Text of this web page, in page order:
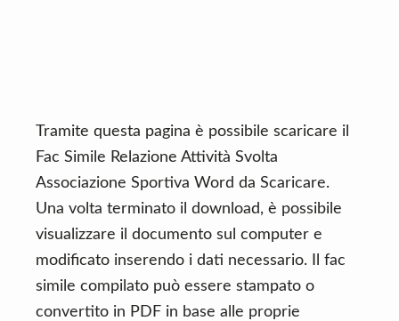
Tramite questa pagina è possibile scaricare il
Fac Simile Relazione Attività Svolta
Associazione Sportiva Word da Scaricare.
Una volta terminato il download, è possibile
visualizzare il documento sul computer e
modificato inserendo i dati necessario. Il fac
simile compilato può essere stampato o
convertito in PDF in base alle proprie